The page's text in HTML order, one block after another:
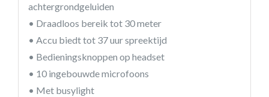
achtergrondgeluiden
• Draadloos bereik tot 30 meter
• Accu biedt tot 37 uur spreektijd
• Bedieningsknoppen op headset
• 10 ingebouwde microfoons
• Met busylight